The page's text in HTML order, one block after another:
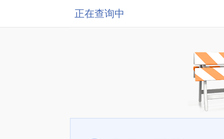
正在查询中